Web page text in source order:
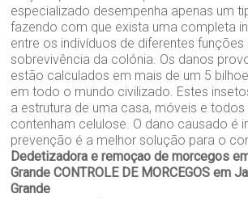
especializado desempenha apenas um
fazendo com que exista uma completa
entre os indivíduos de diferentes funções
sobrevivência da colónia. Os danos
estão calculados em mais de um 5
em todo o mundo civilizado. Estes
a estrutura de uma casa, móveis e todos
contenham celulose. O dano causado é
prevenção é a melhor solução para o
Dedetizadora e remoçao de morcegos
Grande CONTROLE DE MORCEGOS em
Grande